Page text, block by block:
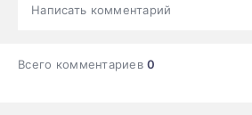
Написать комментарий
Всего комментариев0